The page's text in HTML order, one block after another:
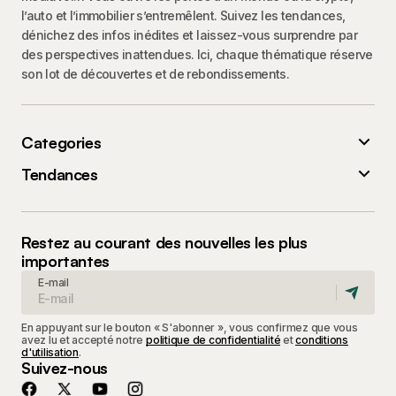
l’auto et l’immobilier s’entremêlent. Suivez les tendances,
dénichez des infos inédites et laissez-vous surprendre par
des perspectives inattendues. Ici, chaque thématique réserve
son lot de découvertes et de rebondissements.
Categories
Tendances
Restez au courant des nouvelles les plus
importantes
E-mail
En appuyant sur le bouton « S'abonner », vous confirmez que vous
avez lu et accepté notre politique de confidentialité etconditions
d'utilisation.
Suivez-nous